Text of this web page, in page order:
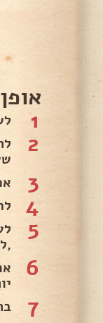
1
2
3
4
5
6
7